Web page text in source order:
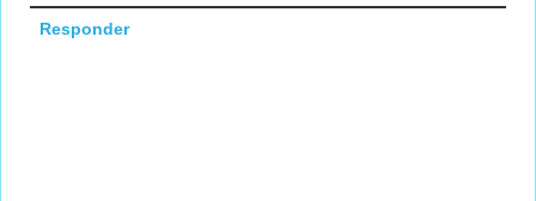
Responder